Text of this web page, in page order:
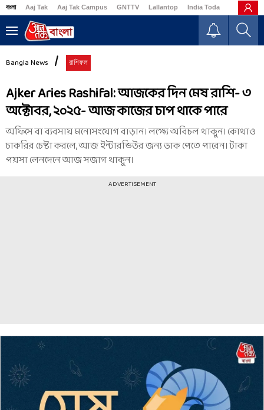
বাংলা Aaj Tak Aaj Tak Campus GNTTV Lallantop India Today Business
Bangla News রাশিফল
Ajker Aries Rashifal: আজকের দিন মেষ রাশি- ৩
অক্টোবর, ২০২৫- আজ কাজের চাপ থাকে পারে
অফিসে বা ব্যবসায় মনোসংযোগ বাড়ান। লক্ষ্যে অবিচল থাকুন। কোথাও
চাকরির চেষ্টা করলে, আজ ইন্টারভিউর জন্য ডাক পেতে পারেন। টাকা
পয়সা লেনদেনে আজ সজাগ থাকুন।
ADVERTISEMENT